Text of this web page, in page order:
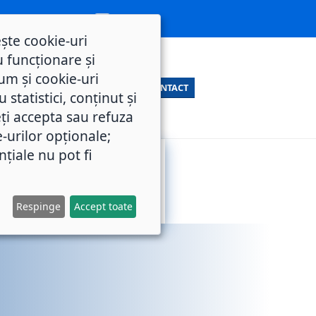
CONTACT
cookie-uri
funcționare și
și cookie-uri
statistici, conținut și
accepta sau refuza
urilor opționale;
nu pot fi
Respinge Accept toate